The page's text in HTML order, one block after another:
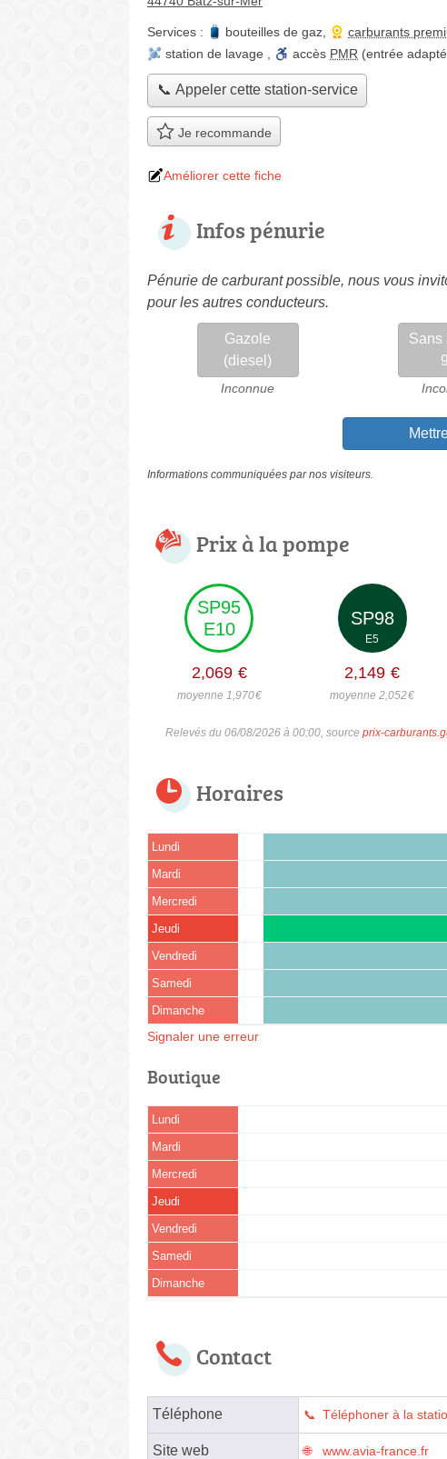
Services : bouteilles de gaz carburants
station de lavage
accès PMR (entrée
📞 Appeler cette station-service
Je recommande
Améliorer cette fiche
Infos pénurie
Pénurie de carburant possible, nous vous
pour les autres conducteurs.
Gazole
(diesel)
Inconnue
Sans
Informations communiquées par nos visiteurs.
Prix à la pompe
SP95
E10
2,069 €
moyenne 1,970€
SP98
E5
2,149 €
moyenne 2,052€
Relevés du 06/08/2026 à 00:00, source prix-
Horaires
Lundi
Mardi
Mercredi
Jeudi
Vendredi
Samedi
Dimanche
Signaler une erreur
Boutique
Lundi
Mardi
Mercredi
Jeudi
Vendredi
Samedi
Dimanche
Contact
Téléphone Téléphoner à la
Site web www.avia-france.fr